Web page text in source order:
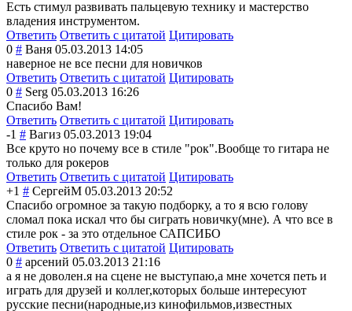
Есть стимул развивать пальцевую технику и мастерство
владения инструментом.
Ответить Ответить с цитатой Цитировать
0 # Ваня 05.03.2013 14:05
наверное не все песни для новичков
Ответить Ответить с цитатой Цитировать
0 # Serg 05.03.2013 16:26
Спасибо Вам!
Ответить Ответить с цитатой Цитировать
-1 # Вагиз 05.03.2013 19:04
Все круто но почему все в стиле "рок".Вообще то гитара не
только для рокеров
Ответить Ответить с цитатой Цитировать
+1 # СергейM 05.03.2013 20:52
Спасибо огромное за такую подборку, а то я всю голову
сломал пока искал что бы сиграть новичку(мне). А что все в
стиле рок - за это отдельное САПСИБО
Ответить Ответить с цитатой Цитировать
0 # арсений 05.03.2013 21:16
а я не доволен.я на сцене не выступаю,а мне хочется петь и
играть для друзей и коллег,которых больше интересуют
русские песни(народные,из кинофильмов,известных